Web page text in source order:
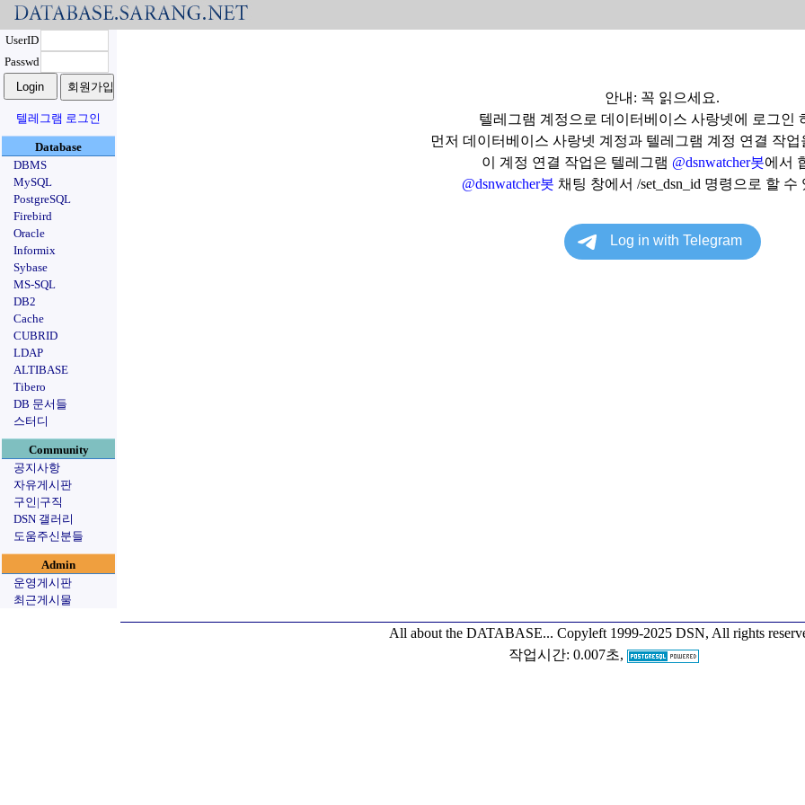
UserID
Passwd
텔레그램 로그인
Database
DBMS
MySQL
PostgreSQL
Firebird
Oracle
Informix
Sybase
MS-SQL
DB2
Cache
CUBRID
LDAP
ALTIBASE
Tibero
DB 문서들
스터디
Community
공지사항
자유게시판
구인|구직
DSN 갤러리
도움주신분들
Admin
운영게시판
최근게시물
안내: 꼭 읽으세요.
텔레그램 계정으로 데이터베이스 사랑넷에 로그인
먼저 데이터베이스 사랑넷 계정과 텔레그램 계정 연결 작
이 계정 연결 작업은 텔레그램 @dsnwatcher봇에서
@dsnwatcher봇 채팅 창에서 /set_dsn_id 명령으로 할 수
All about the DATABASE... Copyleft 1999-2025 DSN, All rights
작업시간: 0.007초,